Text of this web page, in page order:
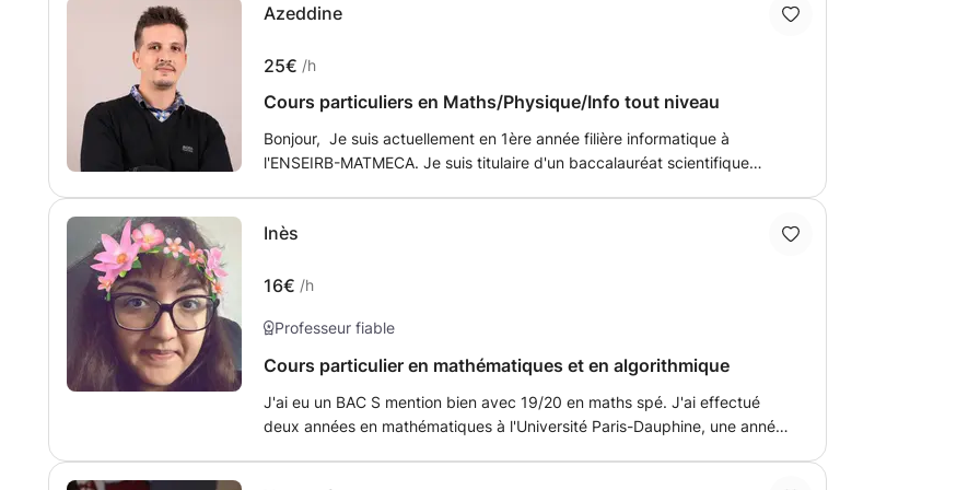
répondre aux besoins des entreprises et des établissements de
Responsable en Ingénierie Réseau, j'allie expertise technique et
informatiques.
Azeddine
25€ /h
Cours particuliers en Maths/Physique/Info tout niveau
Bonjour, Je suis actuellement en 1ère année filière informatique à
l'ENSEIRB-MATMECA. Je suis titulaire d'un baccalauréat scientifique
week-end. J'ai déjà plusieurs expérience de cours particuliers avec des
un message pour plus d'informations. Cordialement.
Inès
16€ /h
Professeur fiable
Cours particulier en mathématiques et en algorithmique
J'ai eu un BAC S mention bien avec 19/20 en maths spé. J'ai effectué
deux années en mathématiques à l'Université Paris-Dauphine, une année